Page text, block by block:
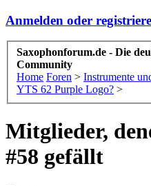
Anmelden oder
Saxophonforum.de - Die
Community
Home Foren > Instrumente
YTS 62 Purple Logo? >
Mitglieder,
#58 gefällt